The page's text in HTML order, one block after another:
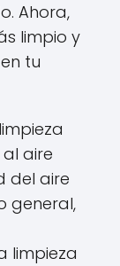
Ahora,
limpio y
tu
aire
del aire
general,
limpieza